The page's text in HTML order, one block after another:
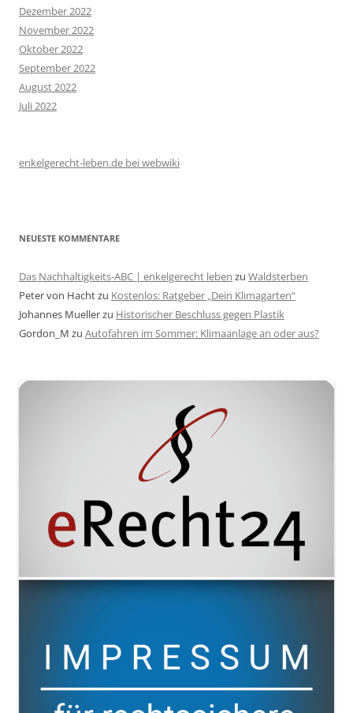
Dezember 2022
November 2022
Oktober 2022
September 2022
August 2022
Juli 2022
enkelgerecht-leben.de bei webwiki
NEUESTE KOMMENTARE
Das Nachhaltigkeits-ABC | enkelgerecht leben zu Waldsterben
Peter von Hachtzu Kostenlos: Ratgeber „Dein Klimagarten“
Johannes Muellerzu Historischer Beschluss gegen Plastik
Gordon_M zu Autofahren im Sommer: Klimaanlage an oder aus?